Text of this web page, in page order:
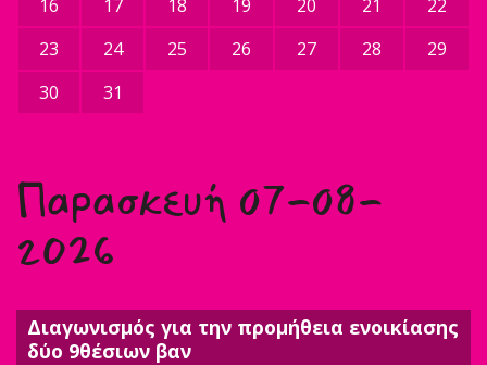
16
17 18 19 20 21
22
23
24 25 26 27 28
29
30
31
Παρασκευή 07-08-
2026
Διαγωνισμός για την προμήθεια ενοικίασης
δύο 9θέσιων βαν